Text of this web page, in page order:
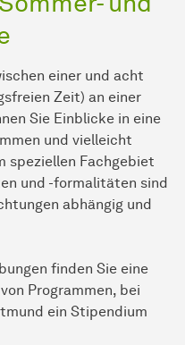
einer und acht
Zeit) an einer
Sie Einblicke in eine
und vielleicht
speziellen Fachgebiet
und -formalitäten sind
abhängig und
finden Sie eine
Programmen, bei
ein Stipendium